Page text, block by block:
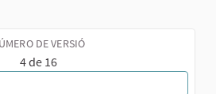
DE VERSIÓ
4 de 16